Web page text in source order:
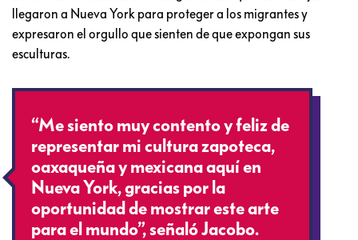
llegaron a Nueva York para proteger a los migrantes y
expresaron el orgullo que sienten de que expongan sus
esculturas.
“Me siento muy contento y feliz de
representar mi cultura zapoteca,
oaxaqueña y mexicana aquí en
Nueva York, gracias por la
oportunidad de mostrar este arte
para el mundo”, señaló Jacobo.